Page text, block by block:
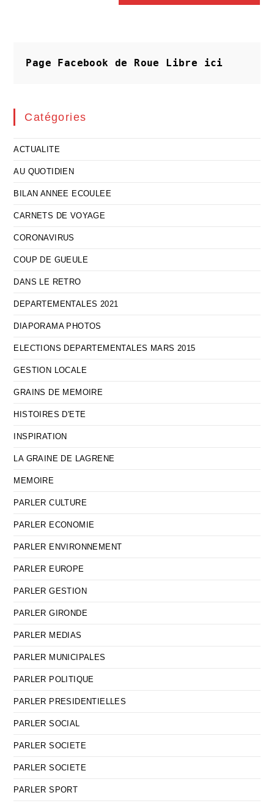
Page Facebook de Roue Libre ici
Catégories
ACTUALITE
AU QUOTIDIEN
BILAN ANNEE ECOULEE
CARNETS DE VOYAGE
CORONAVIRUS
COUP DE GUEULE
DANS LE RETRO
DEPARTEMENTALES 2021
DIAPORAMA PHOTOS
ELECTIONS DEPARTEMENTALES MARS 2015
GESTION LOCALE
GRAINS DE MEMOIRE
HISTOIRES D'ETE
INSPIRATION
LA GRAINE DE LAGRENE
MEMOIRE
PARLER CULTURE
PARLER ECONOMIE
PARLER ENVIRONNEMENT
PARLER EUROPE
PARLER GESTION
PARLER GIRONDE
PARLER MEDIAS
PARLER MUNICIPALES
PARLER POLITIQUE
PARLER PRESIDENTIELLES
PARLER SOCIAL
PARLER SOCIETE
PARLER SOCIETE
PARLER SPORT